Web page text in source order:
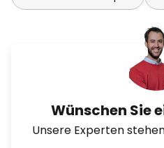
Wünschen Sie
Unsere Experten